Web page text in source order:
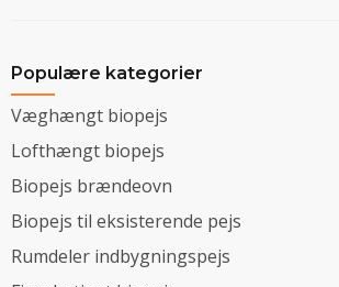
Populære kategorier
Væghængt biopejs
Lofthængt biopejs
Biopejs brændeovn
Biopejs til eksisterende pejs
Rumdeler indbygningspejs